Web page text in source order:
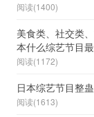
阅读(1400)
美食类、社交类
本什么综艺节目
阅读(1172)
日本综艺节目整
阅读(1613)